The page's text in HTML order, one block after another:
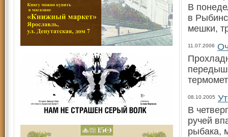
В
в
мешки,
11.07.2006
08.10.2005
В
ручей
рыбака,